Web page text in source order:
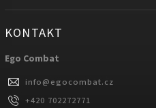
KONTAKT
Ego Combat
info@egocombat.cz
+420 702272771